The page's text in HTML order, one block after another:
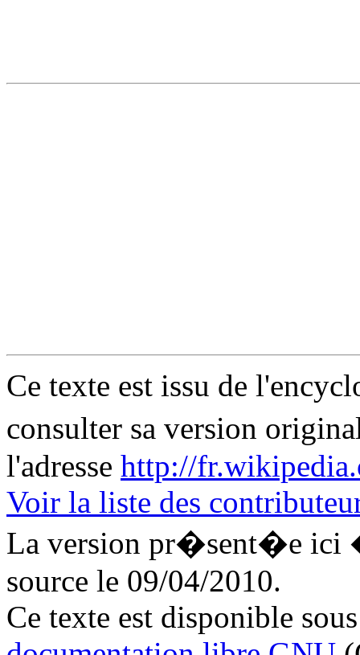
Ce texte est issu de
consulter sa version
l'adresse http://
Voir la liste des
La version pr�sent�e ici
source le 09/04/2010.
Ce texte est disponible